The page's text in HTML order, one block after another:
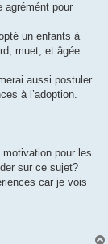
agrémént pour
un enfants à
muet, et âgée
aussi postuler
à l’adoption.
motivation pour les
sur ce sujet?
car je vois